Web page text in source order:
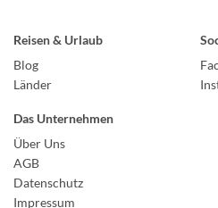
Reisen & Urlaub
Blog
Länder
Das Unternehmen
Über Uns
AGB
Datenschutz
Impressum